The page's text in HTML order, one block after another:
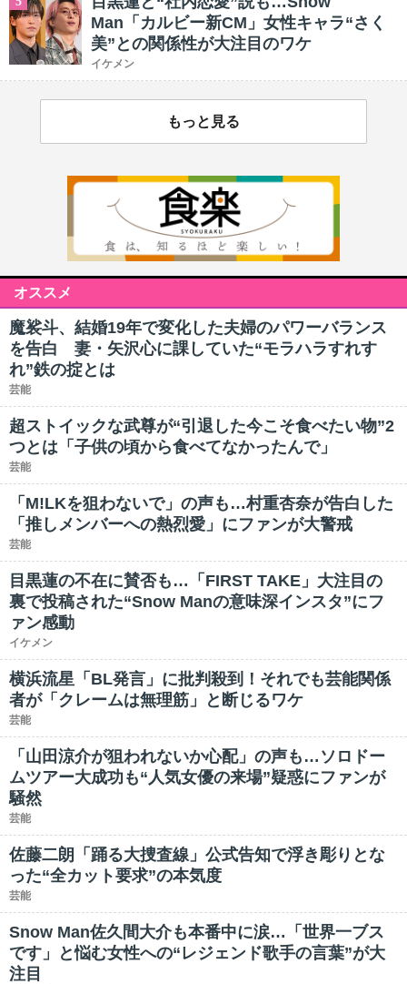
Man「カルビー新CM」女性キャラ“さく
美”との関係性が大注目のワケ
イケメン
もっと見る
オススメ
魔裟斗、結婚19年で変化した夫婦のパワーバランス
を告白 妻・矢沢心に課していた“モラハラすれす
れ”鉄の掟とは
芸能
超ストイックな武尊が“引退した今こそ食べたい物”2
つとは「子供の頃から食べてなかったんで」
芸能
「M!LKを狙わないで」の声も…村重杏奈が告白した
「推しメンバーへの熱烈愛」にファンが大警戒
芸能
目黒蓮の不在に賛否も…「FIRST TAKE」大注目の
裏で投稿された“Snow Manの意味深インスタ”にフ
ァン感動
イケメン
横浜流星「BL発言」に批判殺到！それでも芸能関係
者が「クレームは無理筋」と断じるワケ
芸能
「山田涼介が狙われないか心配」の声も…ソロドー
ムツアー大成功も“人気女優の来場”疑惑にファンが
騒然
芸能
佐藤二朗「踊る大捜査線」公式告知で浮き彫りとな
った“全カット要求”の本気度
芸能
Snow Man佐久間大介も本番中に涙…「世界一ブス
です」と悩む女性への“レジェンド歌手の言葉”が大
注目